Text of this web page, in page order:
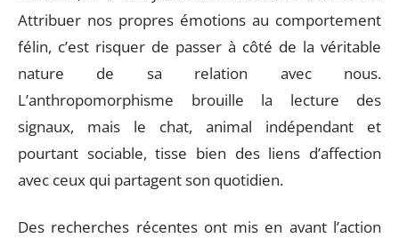
Attribuer nos propres émotions au comportement
félin, c’est risquer de passer à côté de la véritable
nature de sa relation avec nous.
L’anthropomorphisme brouille la lecture des
signaux, mais le chat, animal indépendant et
pourtant sociable, tisse bien des liens d’affection
avec ceux qui partagent son quotidien.
Des recherches récentes ont mis en avant l’action